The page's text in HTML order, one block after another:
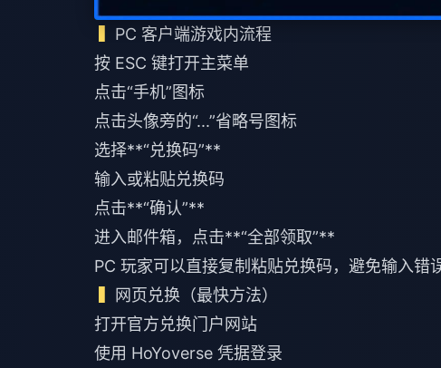
PC 客户端游戏内流程
按 ESC 键打开主菜单
点击“手机”图标
点击头像旁的“...”省略号图标
选择**“兑换码”**
输入或粘贴兑换码
点击**“确认”**
进入邮件箱，点击**“全部领取”**
PC 玩家可以直接复制粘贴兑换码，避免输入错
网页兑换（最快方法）
打开官方兑换门户网站
使用 HoYoverse 凭据登录